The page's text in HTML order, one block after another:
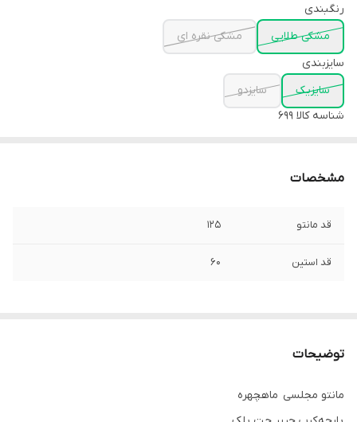
رنگبندی
مشکی طلایی
مشکی نقره ای
سایزبندی
سایزیک
سایزدو
شناسه کالا 699
مشخصات
قد مانتو ۱۲۵
قد استین ۶۰
توضیحات
مانتو مجلسی ماهچهره